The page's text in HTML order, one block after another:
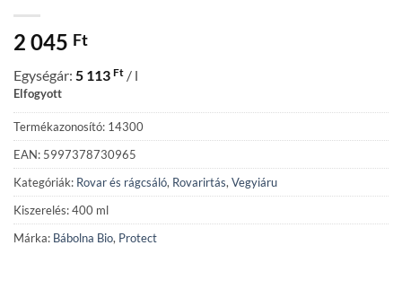
2 045 Ft
Egységár: 5 113 Ft / l
Elfogyott
Termékazonosító: 14300
EAN: 5997378730965
Kategóriák: Rovar és rágcsáló, Rovarirtás, Vegyiáru
Kiszerelés: 400 ml
Márka: Bábolna Bio, Protect